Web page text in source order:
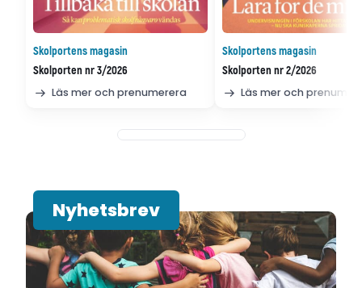
Skolportens magasin
Skolporten nr 3/2026
Läs mer och prenumerera
Skolportens magasin
Skolporten nr 2/2026
Läs mer och
Nyhetsbrev